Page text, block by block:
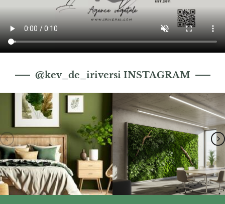
@kev_de_iriversi INSTAGRAM